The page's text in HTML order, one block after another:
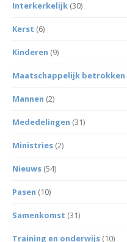
Interkerkelijk (30)
Kerst (6)
Kinderen (9)
Maatschappelijk betrokken
Mannen (2)
Mededelingen (31)
Ministries (2)
Nieuws (54)
Pasen (10)
Samenkomst (31)
Training en onderwijs (10)